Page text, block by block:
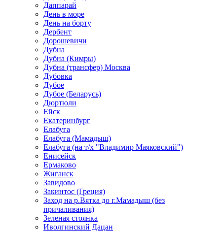
Даппарай
День в море
День на борту
Дербент
Дорошевичи
Дубна
Дубна (Кимры)
Дубна (трансфер) Москва
Дубовка
Дубое
Дубое (Беларусь)
Дюртюли
Ейск
Екатеринбург
Елабуга
Елабуга (Мамадыш)
Елабуга (на т/х "Владимир Маяковский")
Енисейск
Ермаково
Жиганск
Завидово
Закинтос (Греция)
Заход на р.Вятка до г.Мамадыш (без
причаливания)
Зеленая стоянка
Иволгинский Дацан